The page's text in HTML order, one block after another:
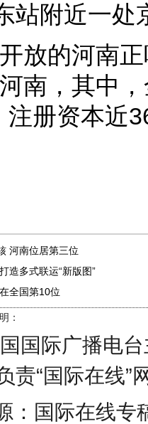
附近一处
的河南正
南，其中
注册资本近
河南位居第三位
造多式联运“新版图”
全国第10位
：
国际广播电
责“国际在线”
：国际在线